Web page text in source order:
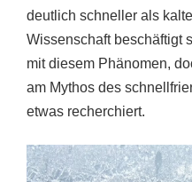
deutlich schneller als
Wissenschaft beschäftigt
mit diesem Phänomen,
am Mythos des
etwas recherchiert.